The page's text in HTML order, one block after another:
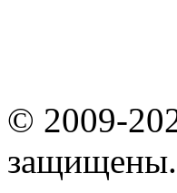
© 2009-
защищены.